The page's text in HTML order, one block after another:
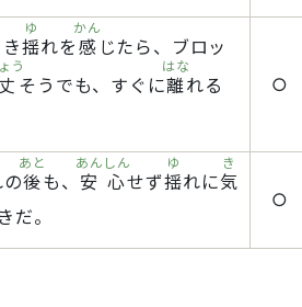
揺
ゆ
れを 感
かん
じたら、ブロッ
う
そうでも、すぐに離
はな
れる
○
の後
あと
も、 安心
あんしん
せず揺
ゆ
れに気
き
だ。
○